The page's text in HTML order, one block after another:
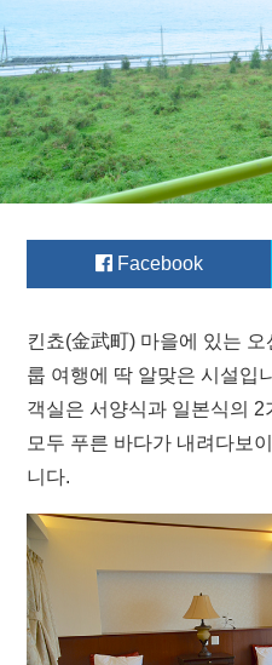
Facebook
킨쵸(金武町) 마을에 있는
룹 여행에 딱 알맞은 시설입
객실은 서양식과 일본식의 2
모두 푸른 바다가 내려다보
니다.